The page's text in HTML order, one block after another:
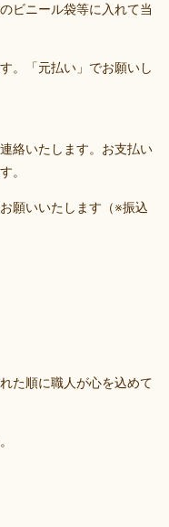
ビニール袋等に入れて当
。「元払い」でお願いし
絡いたします。お支払い
。
願いいたします（※振込
た順に職人が心を込めて